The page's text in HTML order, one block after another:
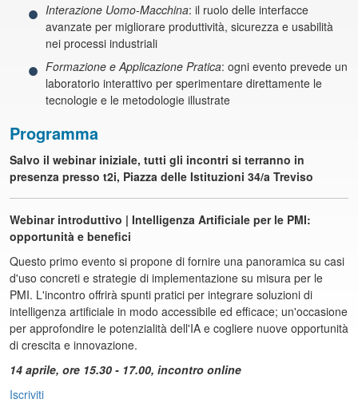
Interazione Uomo-Macchina: il ruolo delle interfacce
avanzate per migliorare produttività, sicurezza e usabilità
nei processi industriali
Formazione e Applicazione Pratica: ogni evento prevede un
laboratorio interattivo per sperimentare direttamente le
tecnologie e le metodologie illustrate
Programma
Salvo il webinar iniziale, tutti gli incontri si terranno in
presenza presso t2i, Piazza delle Istituzioni 34/a Treviso
Webinar introduttivo | Intelligenza Artificiale per le PMI:
opportunità e benefici
Questo primo evento si propone di fornire una panoramica su casi
d'uso concreti e strategie di implementazione su misura per le
PMI. L'incontro offrirà spunti pratici per integrare soluzioni di
intelligenza artificiale in modo accessibile ed efficace; un'occasione
per approfondire le potenzialità dell'IA e cogliere nuove opportunità
di crescita e innovazione.
14 aprile, ore 15.30 - 17.00, incontro online
Iscriviti